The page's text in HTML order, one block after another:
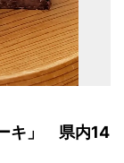
キ」 県内14